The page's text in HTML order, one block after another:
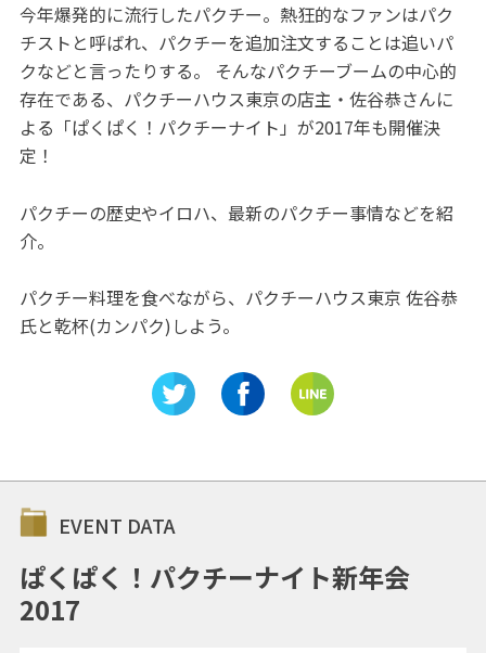
今年爆発的に流行したパクチー。熱狂的なファンはパク
チストと呼ばれ、パクチーを追加注文することは追いパ
クなどと言ったりする。 そんなパクチーブームの中心的
存在である、パクチーハウス東京の店主・佐谷恭さんに
よる「ぱくぱく！パクチーナイト」が2017年も開催決
定！
パクチーの歴史やイロハ、最新のパクチー事情などを紹
介。
パクチー料理を食べながら、パクチーハウス東京 佐谷恭
氏と乾杯(カンパク)しよう。
EVENT DATA
ぱくぱく！パクチーナイト新年会
2017